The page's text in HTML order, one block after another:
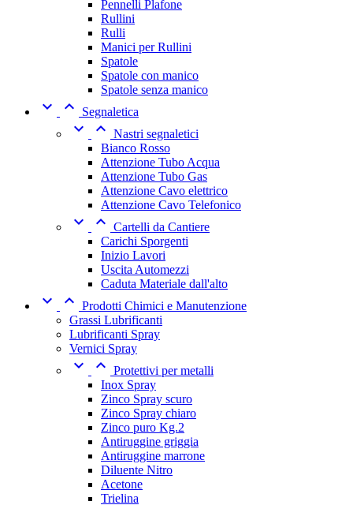
Pennelli Plafone
Rullini
Rulli
Manici per Rullini
Spatole
Spatole con manico
Spatole senza manico
  Segnaletica
  Nastri segnaletici
Bianco Rosso
Attenzione Tubo Acqua
Attenzione Tubo Gas
Attenzione Cavo elettrico
Attenzione Cavo Telefonico
  Cartelli da Cantiere
Carichi Sporgenti
Inizio Lavori
Uscita Automezzi
Caduta Materiale dall'alto
  Prodotti Chimici e Manutenzione
Grassi Lubrificanti
Lubrificanti Spray
Vernici Spray
  Protettivi per metalli
Inox Spray
Zinco Spray scuro
Zinco Spray chiaro
Zinco puro Kg.2
Antiruggine griggia
Antiruggine marrone
Diluente Nitro
Acetone
Trielina